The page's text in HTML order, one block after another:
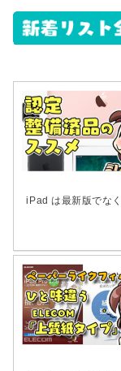
iPad は最新版でな